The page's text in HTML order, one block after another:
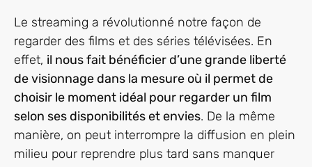
Le streaming a révolutionné notre façon de
regarder des films et des séries télévisées. En
effet, il nous fait bénéficier d’une grande liberté
de visionnage dans la mesure où il permet de
choisir le moment idéal pour regarder un film
selon ses disponibilités et envies. De la même
manière, on peut interrompre la diffusion en plein
milieu pour reprendre plus tard sans manquer